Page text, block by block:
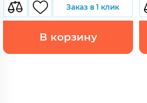
Заказ в 1 клик
В корзину